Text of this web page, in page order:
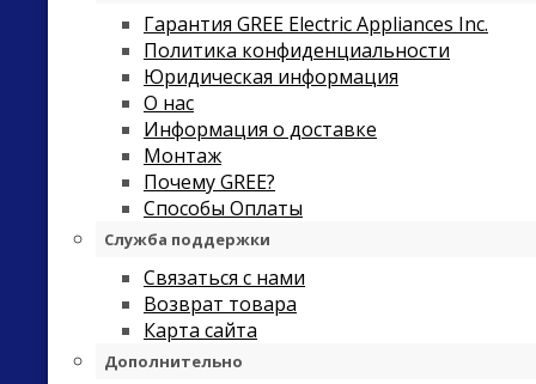
Гарантия GREE Electric Appliances Inc.
Политика конфиденциальности
Юридическая информация
О нас
Информация о доставке
Монтаж
Почему GREE?
Способы Оплаты
Служба поддержки
Связаться с нами
Возврат товара
Карта сайта
Дополнительно